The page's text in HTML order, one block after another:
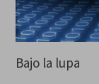
Bajo la lupa